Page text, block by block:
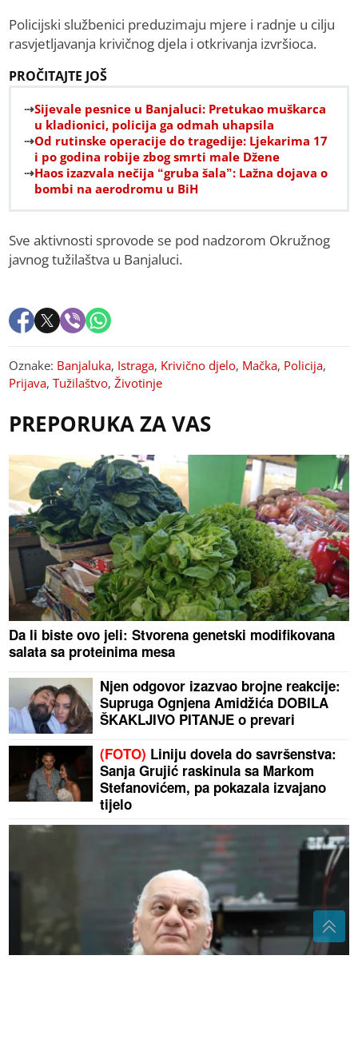
Policijski službenici preduzimaju mjere i radnje u cilju
rasvjetljavanja krivičnog djela i otkrivanja izvršioca.
PROČITAJTE JOŠ
Sijevale pesnice u Banjaluci: Pretukao muškarca
u kladionici, policija ga odmah uhapsila
Od rutinske operacije do tragedije: Ljekarima 17
i po godina robije zbog smrti male Džene
Haos izazvala nečija “gruba šala”: Lažna dojava o
bombi na aerodromu u BiH
Sve aktivnosti sprovode se pod nadzorom Okružnog
javnog tužilaštva u Banjaluci.
Oznake: Banjaluka, Istraga, Krivično djelo, Mačka, Policija,
Prijava,Tužilaštvo,Životinje
PREPORUKA ZA VAS
Da li biste ovo jeli: Stvorena genetski modifikovana
salata sa proteinima mesa
Njen odgovor izazvao brojne reakcije:
Supruga Ognjena Amidžića DOBILA
ŠKAKLJIVO PITANJE o prevari
(FOTO) Liniju dovela do savršenstva:
Sanja Grujić raskinula sa Markom
Stefanovićem, pa pokazala izvajano
tijelo